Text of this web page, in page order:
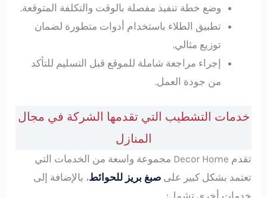
وضع خطة تنفيذ مفصلة بالوقت والتكلفة المتوقعة.
تطبيق الطلاء باستخدام أدوات متطورة لضمان
توزيع مثالي.
إجراء مراجعة شاملة للموقع قبل التسليم للتأكد
من جودة العمل.
خدمات التشطيب التي تقدمها الشركة في مجال
المنازل
تقدم Decor Home مجموعة واسعة من الخدمات التي
تعتمد بشكل كبير علىصبغ بريز للحوائط، بالإضافة إلى